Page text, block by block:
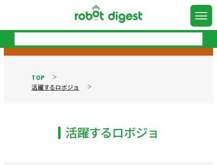
TOP
活躍するロボジョ
活躍するロボジョ